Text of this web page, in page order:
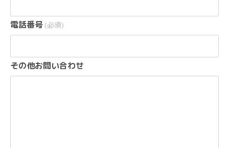
電話番号 (必須)
その他お問い合わせ